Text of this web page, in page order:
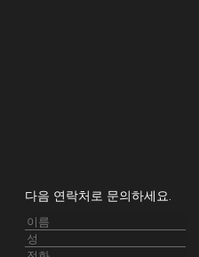
다음 연락처로 문의하세요.